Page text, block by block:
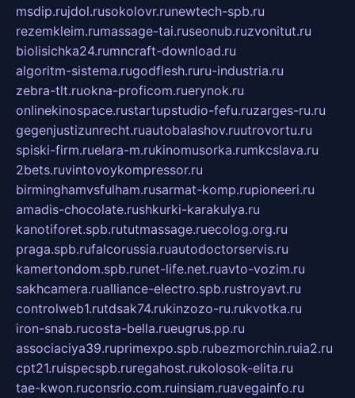
msdip.rujdol.rusokolovr.runewtech-spb.ru
rezemkleim.rumassage-tai.ruseonub.ruzvonitut.ru
biolisichka24.rumncraft-download.ru
algoritm-sistema.rugodflesh.ruru-industria.ru
zebra-tlt.ruokna-proficom.ruerynok.ru
onlinekinospace.rustartupstudio-fefu.ruzarges-ru.ru
gegenjustizunrecht.ruautobalashov.ruutrovortu.ru
spiski-firm.ruelara-m.rukinomusorka.rumkcslava.ru
2bets.ruvintovoykompressor.ru
birminghamvsfulham.rusarmat-komp.rupioneeri.ru
amadis-chocolate.rushkurki-karakulya.ru
kanotiforet.spb.rututmassage.ruecolog.org.ru
praga.spb.rufalcorussia.ruautodoctorservis.ru
kamertondom.spb.runet-life.net.ruavto-vozim.ru
sakhcamera.rualliance-electro.spb.rustroyavt.ru
controlweb1.rutdsak74.rukinzozo-ru.rukvotka.ru
iron-snab.rucosta-bella.rueugrus.pp.ru
associaciya39.ruprimexpo.spb.rubezmorchin.ruia2.ru
cpt21.ruispecspb.ruregahost.rukolosok-elita.ru
tae-kwon.ruconsrio.com.ruinsiam.ruavegainfo.ru